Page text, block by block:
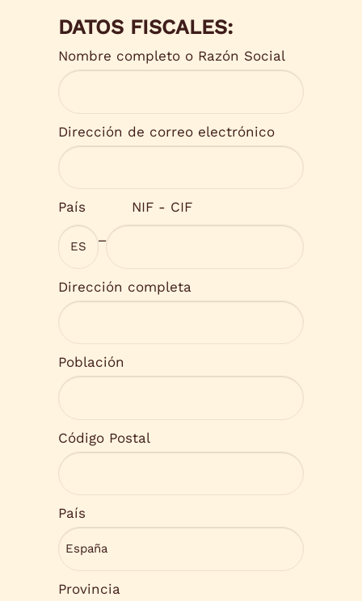
DATOS FISCALES:
Nombre completo o Razón Social
Dirección de correo electrónico
País
NIF - CIF
Dirección completa
Población
Código Postal
País
Provincia